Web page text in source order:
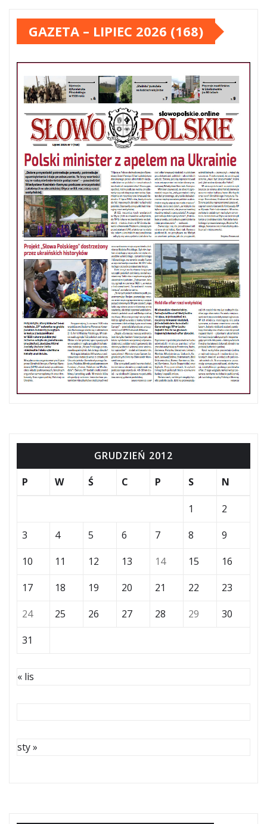
GAZETA – LIPIEC 2026 (168)
GRUDZIEŃ 2012
P
W Ś C P S N
1
2
3
4 5 6 7 8
9
10
11 12 13 14 15
16
17
18 19 20 21 22
23
24
25 26 27 28 29
30
31
« lis
sty »